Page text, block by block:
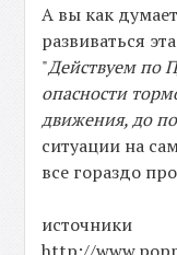
А вы как
развиваться
"Действуем по
опасности
движения, до
ситуации на
все гораздо
источники